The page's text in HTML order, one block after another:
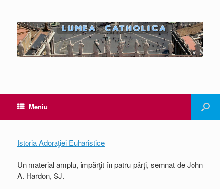
Meniu
Istoria Adoraţiei Euharistice
Un material amplu, împărţit în patru părţi, semnat de John
A. Hardon, SJ.